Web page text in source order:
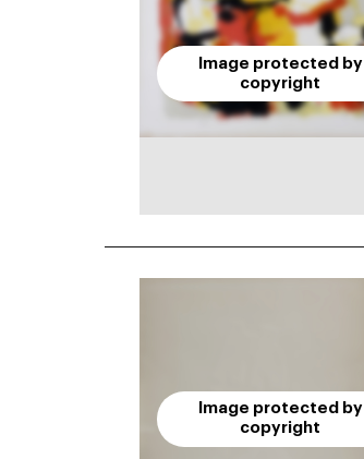
Image protected by
copyright
Image protected by
copyright